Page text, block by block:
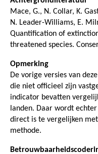
Mace, G., N. Collar, K.
N. Leader-Williams, E.
Quantification of
threatened species.
Opmerking
De vorige versies van
die niet officieel zijn
indicator bevatten
landen. Daar wordt
direct is te vergelijken
methode.